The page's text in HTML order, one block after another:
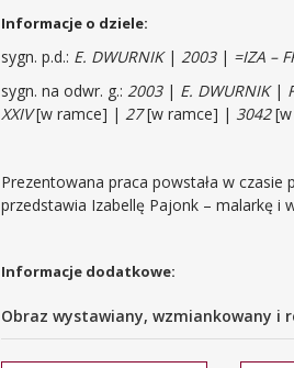
Informacje o dziele:
sygn. p.d.: E. DWURNIK|2003| =IZA –
sygn. na odwr. g.:2003| E. DWURNIK|
XXIV[w ramce] | 27[w ramce] |3042[w
Prezentowana praca powstała w
przedstawia Izabellę Pajonk – malarkę i
Informacje dodatkowe:
Obraz wystawiany, wzmiankowany i